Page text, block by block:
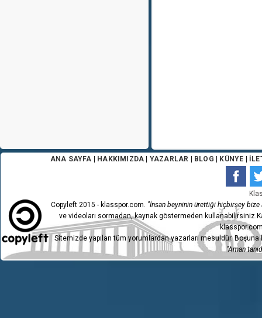
ANA SAYFA HAKKIMIZDA YAZARLAR BLOG KÜNYE
Copyleft 2015 - klasspor.com. "İnsan beyninin ürettiği hiçbirşey bize
ve videoları sormadan, kaynak göstermeden
Sitemizde yapılan tüm yorumlardan yazarları mesuldür.
"Aman